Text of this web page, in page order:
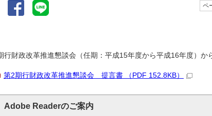
ペ
行財政改革推進懇談会（任期：平成15年度から平成16年度）か
第2期行財政改革推進懇談会 提言書 （PDF 152.8KB）
Adobe Readerのご案内